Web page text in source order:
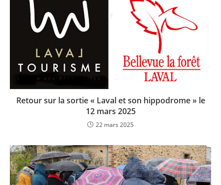
Retour sur la sortie « Laval et son hippodrome » le
12 mars 2025
22 mars 2025